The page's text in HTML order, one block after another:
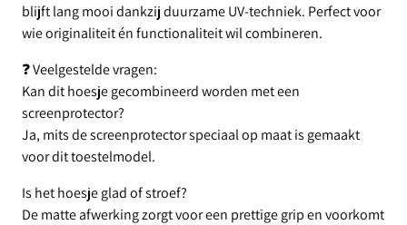
blijft lang mooi dankzij duurzame UV-techniek. Perfect voor
wie originaliteit én functionaliteit wil combineren.
❓ Veelgestelde vragen:
Kan dit hoesje gecombineerd worden met een
screenprotector?
Ja, mits de screenprotector speciaal op maat is gemaakt
voor dit toestelmodel.
Is het hoesje glad of stroef?
De matte afwerking zorgt voor een prettige grip en voorkomt